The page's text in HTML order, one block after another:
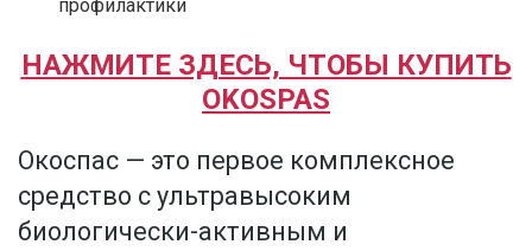
профилактики
НАЖМИТЕ ЗДЕСЬ, ЧТОБЫ КУПИТЬ
OKOSPAS
Окоспас — это первое комплексное
средство с ультравысоким
биологически-активным и